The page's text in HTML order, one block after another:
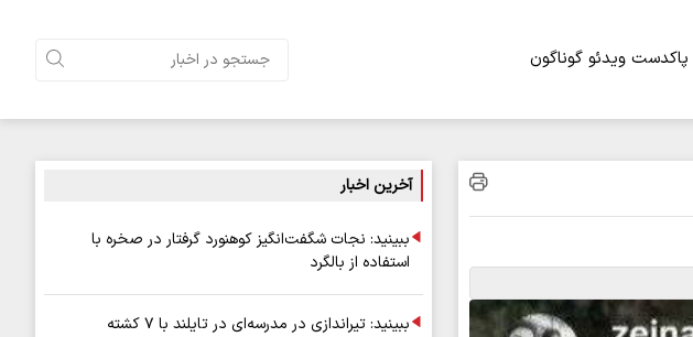
پاکدست ویدئو گوناگون
آخرین اخبار
ببینید: نجات شگفت‌انگیز کوهنورد گرفتار در صخره با
استفاده از بالگرد
ببینید: تیراندازی در مدرسه‌ای در تایلند با ۷ کشته